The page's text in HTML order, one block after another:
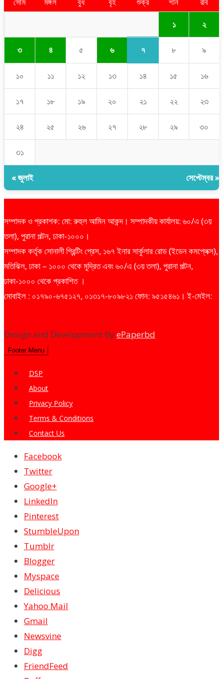
১ ২
৩ ৪ ৫ ৬ ৭ ৮ ৯
১০ ১১ ১২ ১৩ ১৪ ১৫ ১৬
১৭ ১৮ ১৯ ২০ ২১ ২২ ২৩
২৪ ২৫ ২৬ ২৭ ২৮ ২৯ ৩০
৩১
« জুলাই সেপ্টেম্বর »
সম্পাদক ও প্রকাশক: মো: রুহুল আমিন আকন্দ। সম্পাদকীয় কার্যালয়: ৬০/এ (৩য়
তলা), পুরানা পল্টন, ঢাকা-১০০০।
সম্পাদক কর্তৃক সোনালী প্রিন্টিং প্রেস, ১৬৭ ইনার সার্কুলার রোড (ইডেন কমপ্লেক্স),
মতিঝিল, ঢাকা – ১০০০ থেকে মুদ্রিত এবং ৬০/এ (৩য় তলা), পুরানা পল্টন,
ঢাকা-১০০০ থেকে প্রকাশিত ।
মোবাইল : ০১৭৯০-৬৭৫১২৭, ০১৩১৭-৮০৯৮২১ ফোন: ৯৫১৫৪৬১। ই-মেইল:
Design and Development ByePaperbd
Footer Menu
DSP
About
Privacy Policy
Terms & Conditions
Contact Us
Facebook
Twitter
Google+
LinkedIn
Pinterest
StumbleUpon
Tumblr
Blogger
Myspace
Delicious
Yahoo Mail
Gmail
Newsvine
Digg
FriendFeed